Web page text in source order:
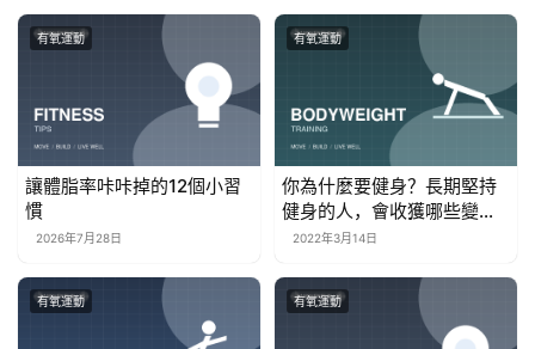
有氧運動
讓體脂率咔咔掉的12個小習
慣
2026年7月28日
有氧運動
你為什麼要健身？長期堅持
健身的人，會收獲哪些變
化？
2022年3月14日
有氧運動 有氧運動